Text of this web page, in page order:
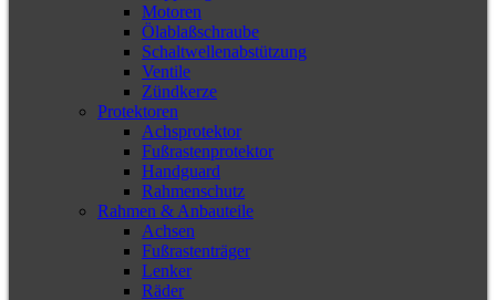
Motoren
Ölablaßschraube
Schaltwellenabstützung
Ventile
Zündkerze
Protektoren
Achsprotektor
Fußrastenprotektor
Handguard
Rahmenschutz
Rahmen & Anbauteile
Achsen
Fußrastenträger
Lenker
Räder